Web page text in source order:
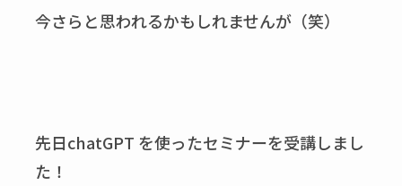
今さらと思われるかもしれませんが（笑）
先日chatGPT を使ったセミナーを受講しまし
た！